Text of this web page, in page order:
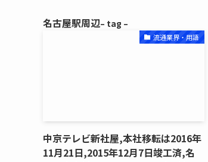
名古屋駅周辺– tag –
流通業界・用語
中京テレビ新社屋,本社移転は2016年
11月21日,2015年12月7日竣工済,名